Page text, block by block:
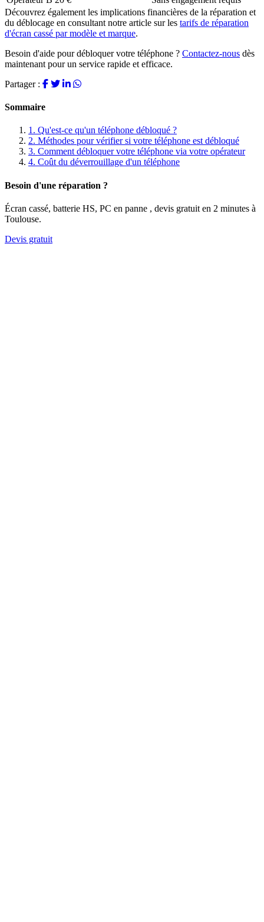
Découvrez également les implications financières de la réparation et
du déblocage en consultant notre article sur les tarifs de réparation
d'écran cassé par modèle et marque.
Besoin d'aide pour débloquer votre téléphone ? Contactez-nous dès
maintenant pour un service rapide et efficace.
Partager :
Sommaire
1. Qu'est-ce qu'un téléphone débloqué ?
2. Méthodes pour vérifier si votre téléphone est débloqué
3. Comment débloquer votre téléphone via votre opérateur
4. Coût du déverrouillage d'un téléphone
Besoin d'une réparation ?
Écran cassé, batterie HS, PC en panne , devis gratuit en 2 minutes à
Toulouse.
Devis gratuit